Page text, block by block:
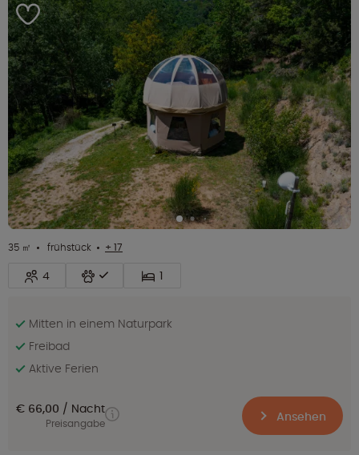
35 ㎡ frühstück + 17
4 1
Mitten in einem Naturpark
Freibad
Aktive Ferien
€ 66,00 Nacht
Preisangabe Ansehen